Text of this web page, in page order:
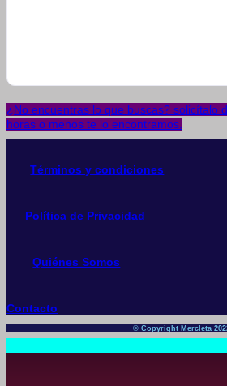
¿No encuentras lo que buscas? solicítalo
horas o menos te lo encontramos.
Términos y condiciones
Política de Privacidad
Quiénes Somos
Contacto
© Copyright Mercleta